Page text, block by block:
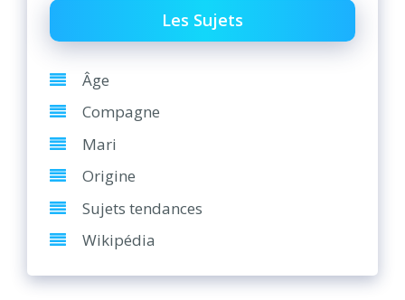
Les Sujets
Âge
Compagne
Mari
Origine
Sujets tendances
Wikipédia